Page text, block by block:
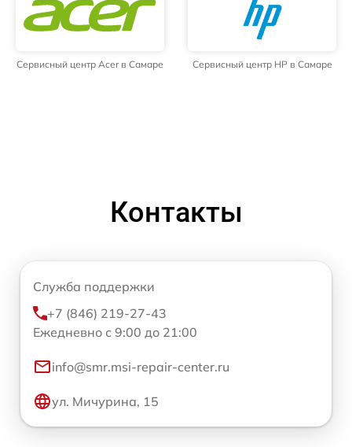
Сервисный центр Acer в Самаре Сервисный центр HP в Самаре
Контакты
Служба поддержки
+7 (846) 219-27-43
Ежедневно с 9:00 до 21:00
info@smr.msi-repair-center.ru
ул. Мичурина, 15